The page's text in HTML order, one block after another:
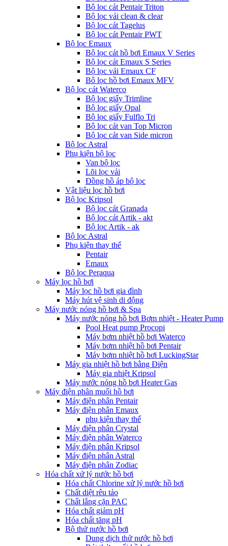
Bộ lọc cát Pentair Triton
Bộ lọc vải clean & clear
Bộ lọc cát Tagelus
Bộ lọc cát Pentair PWT
Bộ lọc Emaux
Bộ lọc cát hồ bơi Emaux V Series
Bộ lọc cát Emaux S Series
Bộ lọc vải Emaux CF
Bô lọc hồ bơi Emaux MFV
Bộ lọc cát Waterco
Bộ lọc giấy Trimline
Bộ lọc giấy Opal
Bộ lọc giấy Fulflo Tri
Bộ lọc cát van Top Micron
Bộ lọc cát van Side micron
Bộ lọc Astral
Phụ kiện bộ lọc
Van bộ lọc
Lõi lọc vải
Đồng hồ áp bộ lọc
Vật liệu lọc hồ bơi
Bộ lọc Kripsol
Bộ lọc cát Granada
Bộ lọc cát Artik - akt
Bộ lọc Artik - ak
Bộ lọc Astral
Phụ kiện thay thế
Pentair
Emaux
Bộ lọc Peraqua
Máy lọc hồ bơi
Máy lọc hồ bơi gia đình
Máy hút vệ sinh di động
Máy nước nóng hồ bơi & Spa
Máy nước nóng hồ bơi Bơm nhiệt - Heater Pump
Pool Heat pump Procopi
Máy bơm nhiệt hồ bơi Waterco
Máy bơm nhiệt hồ bơi Pentair
Máy bơm nhiệt hồ bơi LuckingStar
Máy gia nhiệt hồ bơi bằng Điện
Máy gia nhiệt Kripsol
Máy nước nóng hồ bơi Heater Gas
Máy điện phân muối hồ bơi
Máy điện phân Pentair
Máy điện phân Emaux
phụ kiện thay thế
Máy điện phân Crystal
Máy điện phân Waterco
Máy điện phân Kripsol
Máy điện phân Astral
Máy điện phân Zodiac
Hóa chất xử lý nước hồ bơi
Hóa chất Chlorine xử lý nước hồ bơi
Chất diệt rêu tảo
Chất lắng cặn PAC
Hóa chất giảm pH
Hóa chất tăng pH
Bộ thử nước hồ bơi
Dung dịch thử nước hồ bơi